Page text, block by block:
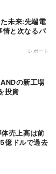
未来:先端電
情と次なるパ
レポート
投資
億ドルで過去